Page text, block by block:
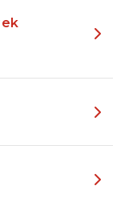
zelf alleen
cultuur. De
van
iets verdere afstand, maar nog steeds fantastisch.
in